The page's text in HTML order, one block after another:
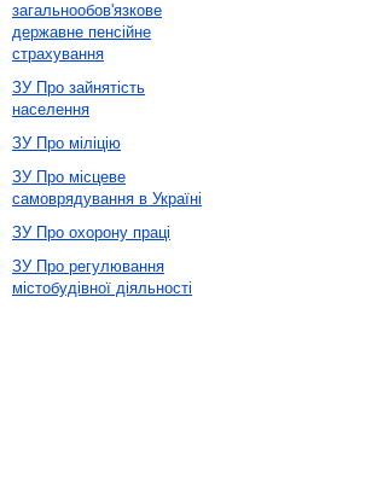
загальнообов'язкове
державне пенсійне
страхування
ЗУ Про зайнятість
населення
ЗУ Про міліцію
ЗУ Про місцеве
самоврядування в Україні
ЗУ Про охорону праці
ЗУ Про регулювання
містобудівної діяльності